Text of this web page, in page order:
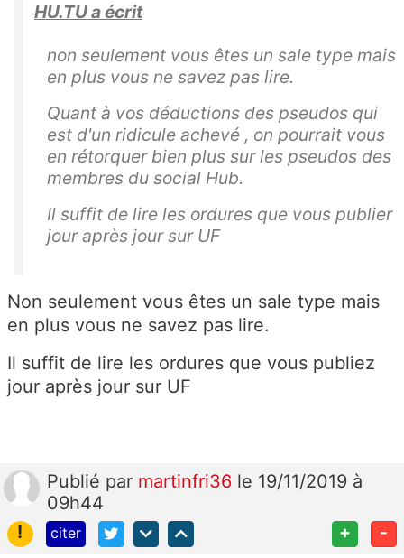
HU.TU a écrit
non seulement vous êtes un sale type mais
en plus vous ne savez pas lire.
Quant à vos déductions des pseudos qui
est d'un ridicule achevé , on pourrait vous
en rétorquer bien plus sur les pseudos des
membres du social Hub.
Il suffit de lire les ordures que vous publier
jour après jour sur UF
Non seulement vous êtes un sale type mais
en plus vous ne savez pas lire.
Il suffit de lire les ordures que vous publiez
jour après jour sur UF
Publié par martinfri36 le 19/11/2019 à
09h44
!
citer + -